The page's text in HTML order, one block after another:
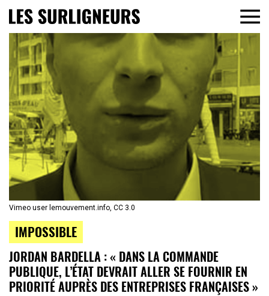
Vimeo user lemouvement.info, CC 3.0
IMPOSSIBLE
JORDAN BARDELLA : « DANS LA COMMANDE
PUBLIQUE, L’ÉTAT DEVRAIT ALLER SE FOURNIR EN
PRIORITÉ AUPRÈS DES ENTREPRISES FRANÇAISES »